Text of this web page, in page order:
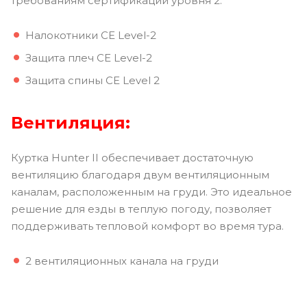
Налокотники CE Level-2
Защита плеч CE Level-2
Защита спины CE Level 2
Вентиляция:
Куртка Hunter II обеспечивает достаточную
вентиляцию благодаря двум вентиляционным
каналам, расположенным на груди. Это идеальное
решение для езды в теплую погоду, позволяет
поддерживать тепловой комфорт во время тура.
2 вентиляционных канала на груди